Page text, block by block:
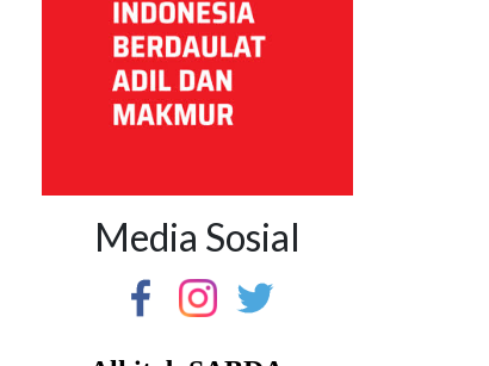
Media Sosial